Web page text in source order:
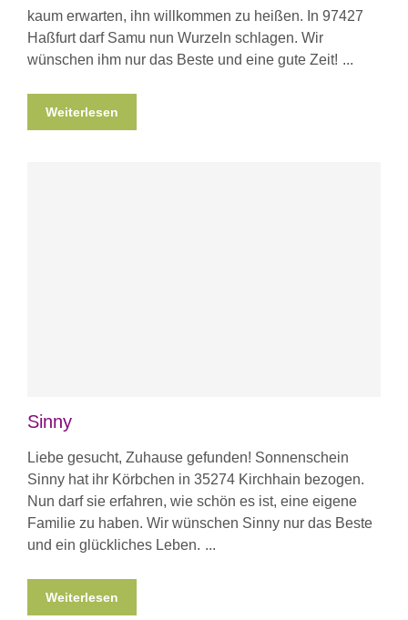
kaum erwarten, ihn willkommen zu heißen. In 97427
Haßfurt darf Samu nun Wurzeln schlagen. Wir
wünschen ihm nur das Beste und eine gute Zeit!
Weiterlesen
Sinny
Liebe gesucht, Zuhause gefunden! Sonnenschein
Sinny hat ihr Körbchen in 35274 Kirchhain bezogen.
Nun darf sie erfahren, wie schön es ist, eine eigene
Familie zu haben. Wir wünschen Sinny nur das Beste
und ein glückliches Leben.
Weiterlesen